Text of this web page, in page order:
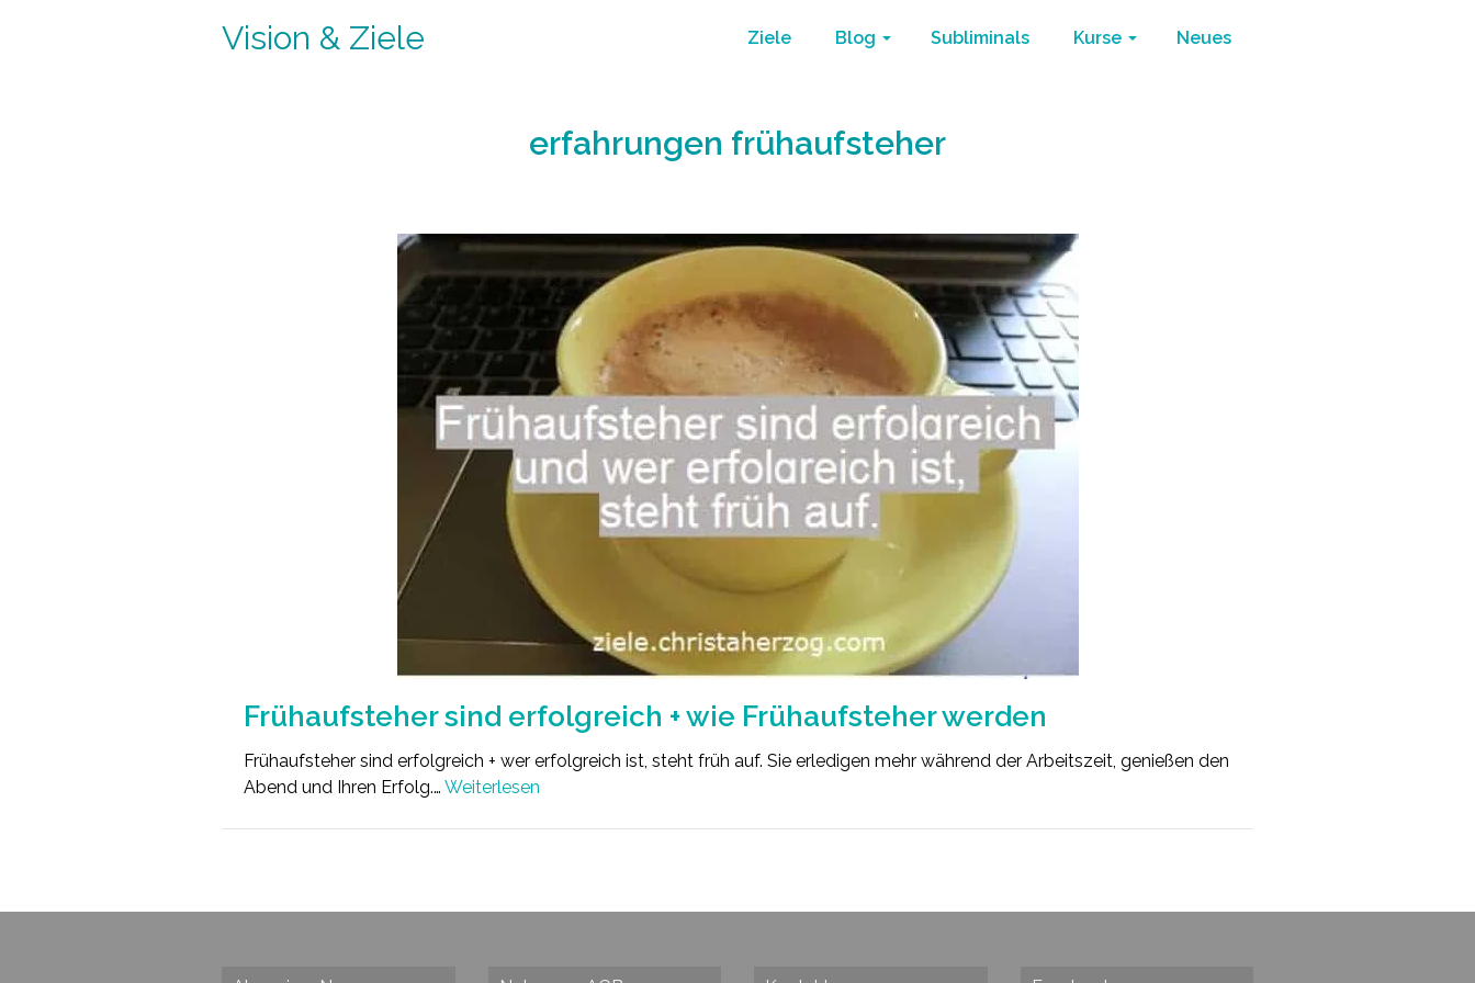
Vision & Ziele Ziele Blog Subliminals Kurse Neues
erfahrungen frühaufsteher
Frühaufsteher sind erfolgreich + wie Frühaufsteher werden
Frühaufsteher sind erfolgreich + wer erfolgreich ist, steht früh auf. Sie erledigen mehr während der Arbeitszeit, genießen den
Abend und Ihren Erfolg.… Weiterlesen